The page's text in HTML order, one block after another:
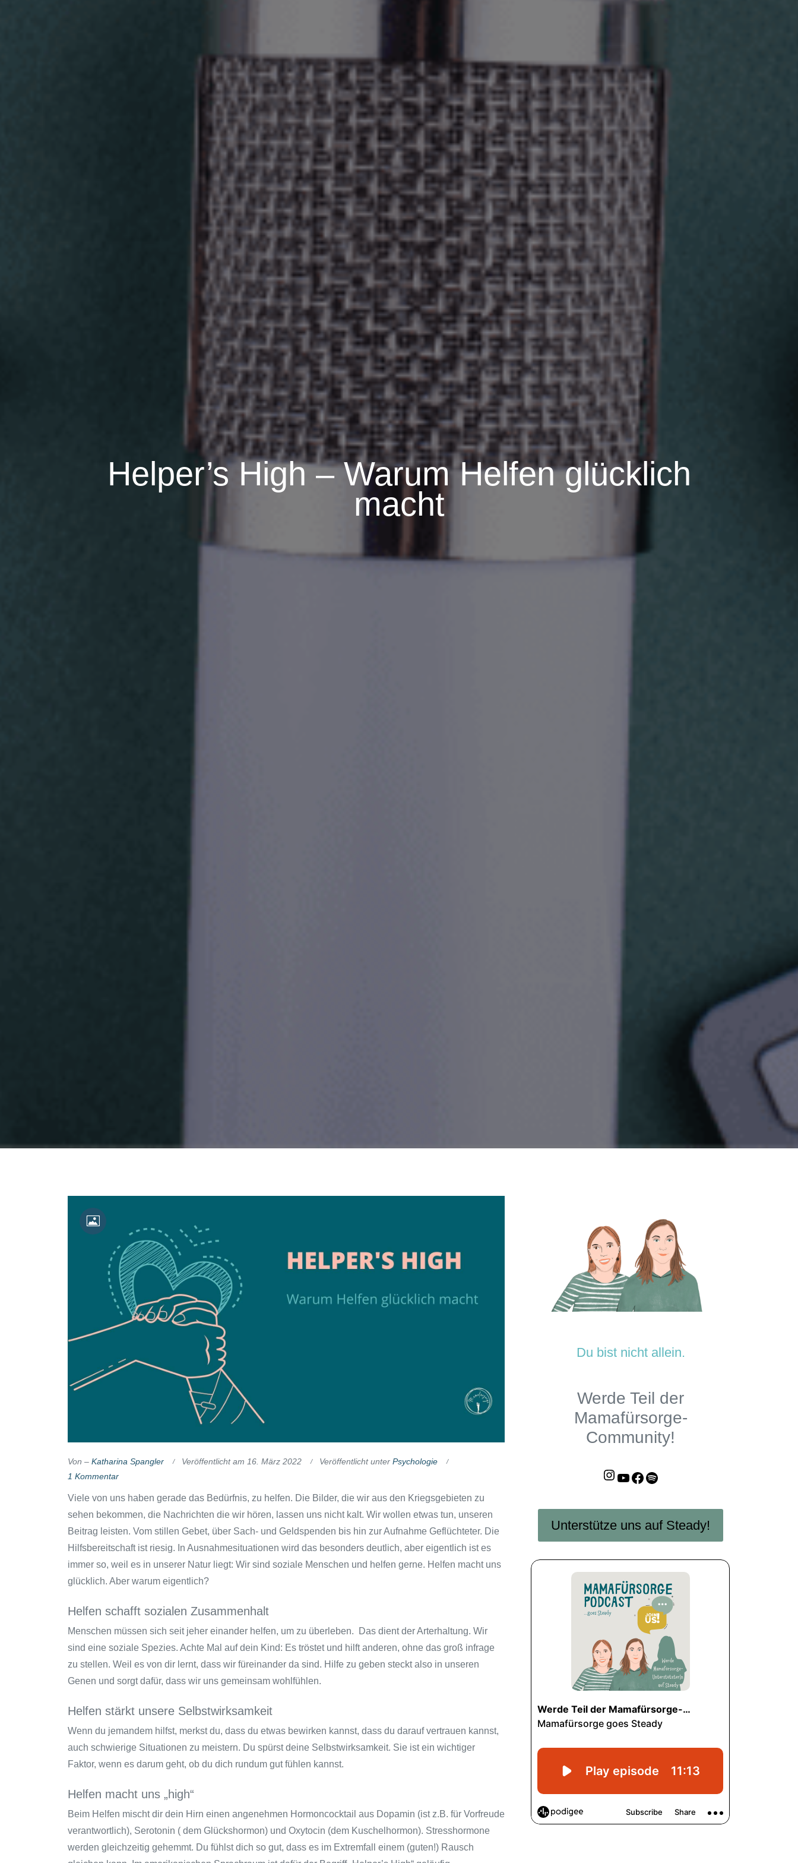
Helper’s High – Warum Helfen glücklich
macht
Von – Katharina Spangler Veröffentlicht am 16. März 2022 Veröffentlicht unter Psychologie
1 Kommentar
Viele von uns haben gerade das Bedürfnis, zu helfen. Die Bilder, die wir aus den Kriegsgebieten zu
sehen bekommen, die Nachrichten die wir hören, lassen uns nicht kalt. Wir wollen etwas tun, unseren
Beitrag leisten. Vom stillen Gebet, über Sach- und Geldspenden bis hin zur Aufnahme Geflüchteter. Die
Hilfsbereitschaft ist riesig. In Ausnahmesituationen wird das besonders deutlich, aber eigentlich ist es
immer so, weil es in unserer Natur liegt: Wir sind soziale Menschen und helfen gerne. Helfen macht uns
glücklich. Aber warum eigentlich?
Helfen schafft sozialen Zusammenhalt
Menschen müssen sich seit jeher einander helfen, um zu überleben. Das dient der Arterhaltung. Wir
sind eine soziale Spezies. Achte Mal auf dein Kind: Es tröstet und hilft anderen, ohne das groß infrage
zu stellen. Weil es von dir lernt, dass wir füreinander da sind. Hilfe zu geben steckt also in unseren
Genen und sorgt dafür, dass wir uns gemeinsam wohlfühlen.
Helfen stärkt unsere Selbstwirksamkeit
Wenn du jemandem hilfst, merkst du, dass du etwas bewirken kannst, dass du darauf vertrauen kannst,
auch schwierige Situationen zu meistern. Du spürst deine Selbstwirksamkeit. Sie ist ein wichtiger
Faktor, wenn es darum geht, ob du dich rundum gut fühlen kannst.
Helfen macht uns „high“
Beim Helfen mischt dir dein Hirn einen angenehmen Hormoncocktail aus Dopamin (ist z.B. für Vorfreude
verantwortlich), Serotonin ( dem Glückshormon) und Oxytocin (dem Kuschelhormon). Stresshormone
werden gleichzeitig gehemmt. Du fühlst dich so gut, dass es im Extremfall einem (guten!) Rausch
Du bist nicht allein.
Werde Teil der
Mamafürsorge-
Community!
Instagram
YouTube
Facebook
Mamafürsorge-Podcast
Unterstütze uns auf Steady!